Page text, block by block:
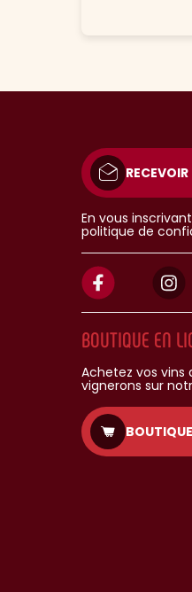
En vous
politique de
BOUTIQUE EN
Achetez vos
vignerons sur